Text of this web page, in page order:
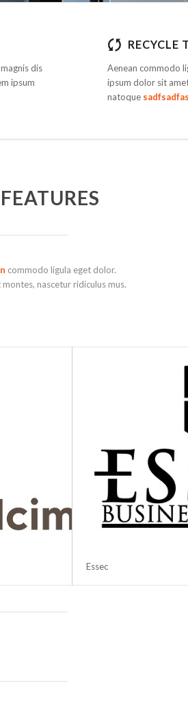
dis
ipsum
RECYCLE
Aenean commodo
ipsum dolor sit
natoque sadfsadfas
commodo ligula eget dolor.
nascetur ridiculus mus.
Essec